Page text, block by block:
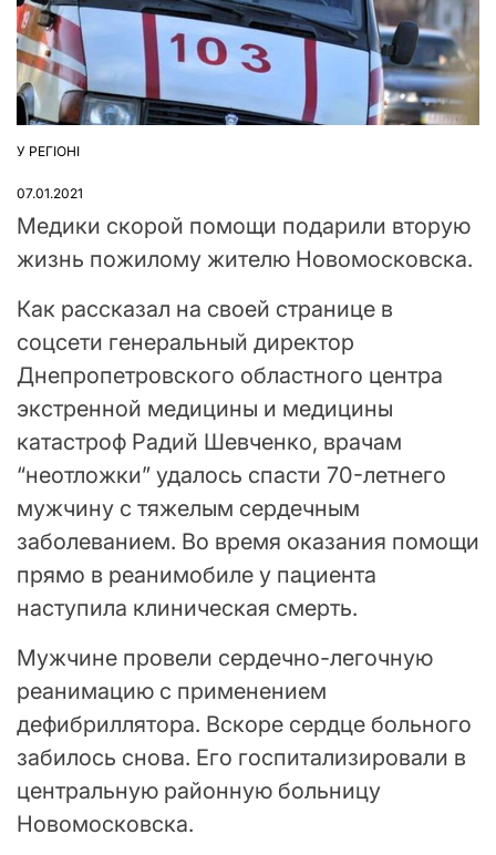
ОПУБЛІКУВАТИ
У РЕГІОНІ
07.01.2021
Медики скорой помощи подарили вторую
жизнь пожилому жителю Новомосковска.
Как рассказал на своей странице в
соцсети генеральный директор
Днепропетровского областного центра
экстренной медицины и медицины
катастроф Радий Шевченко, врачам
“неотложки” удалось спасти 70-летнего
мужчину с тяжелым сердечным
заболеванием. Во время оказания помощи
прямо в реанимобиле у пациента
наступила клиническая смерть.
Мужчине провели сердечно-легочную
реанимацию с применением
дефибриллятора. Вскоре сердце больного
забилось снова. Его госпитализировали в
центральную районную больницу
Новомосковска.